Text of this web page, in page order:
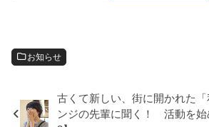
お知らせ
古くて新しい、街に開かれた
ンジの先輩に聞く！ 活動を